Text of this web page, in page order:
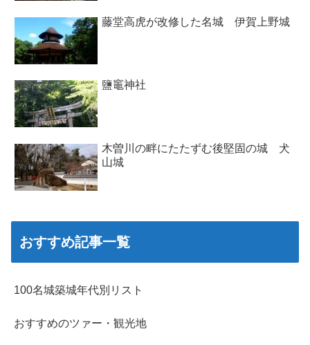
藤堂高虎が改修した名城 伊賀上野城
鹽竈神社
木曽川の畔にたたずむ後堅固の城 犬
山城
おすすめ記事一覧
100名城築城年代別リスト
おすすめのツァー・観光地